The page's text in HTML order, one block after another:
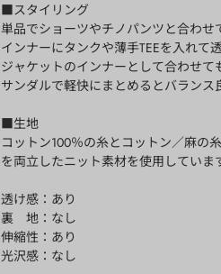
■スタイリング
単品でショーツやチノパンツと合わせ
インナーにタンクや薄手TEEを入れて
ジャケットのインナーとして合わせ
サンダルで軽快にまとめるとバランス
■生地
コットン100％の糸とコットン／麻の
を両立したニット素材を使用していま
透け感：あり
裏 地：なし
伸縮性：あり
光沢感：なし